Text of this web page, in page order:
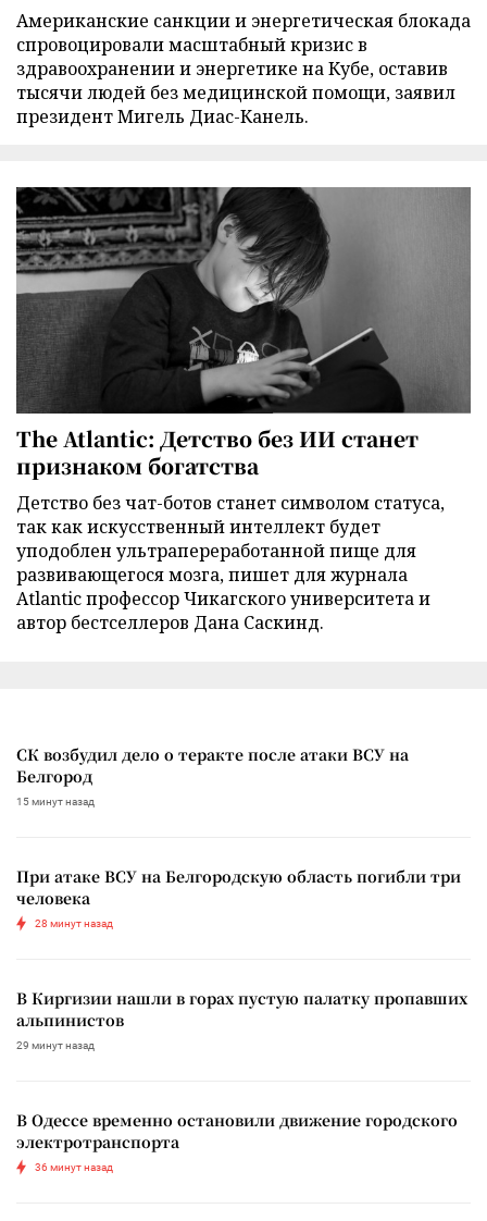
Американские санкции и энергетическая блокада
спровоцировали масштабный кризис в
здравоохранении и энергетике на Кубе, оставив
тысячи людей без медицинской помощи, заявил
президент Мигель Диас-Канель.
The Atlantic: Детство без ИИ станет
признаком богатства
Детство без чат-ботов станет символом статуса,
так как искусственный интеллект будет
уподоблен ультрапереработанной пище для
развивающегося мозга, пишет для журнала
Atlantic профессор Чикагского университета и
автор бестселлеров Дана Саскинд.
СК возбудил дело о теракте после атаки ВСУ на
Белгород
15 минут назад
При атаке ВСУ на Белгородскую область погибли три
человека
28 минут назад
В Киргизии нашли в горах пустую палатку пропавших
альпинистов
29 минут назад
В Одессе временно остановили движение городского
электротранспорта
36 минут назад